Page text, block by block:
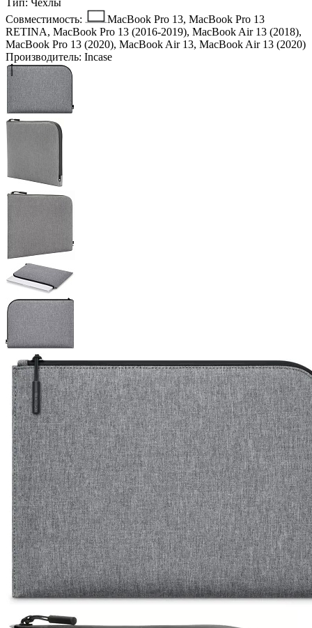
Совместимость:
MacBook Pro 13, MacBook Pro 13
RETINA, MacBook Pro 13 (2016-2019), MacBook Air 13 (2018),
MacBook Pro 13 (2020), MacBook Air 13, MacBook Air 13 (2020)
Производитель: Incase